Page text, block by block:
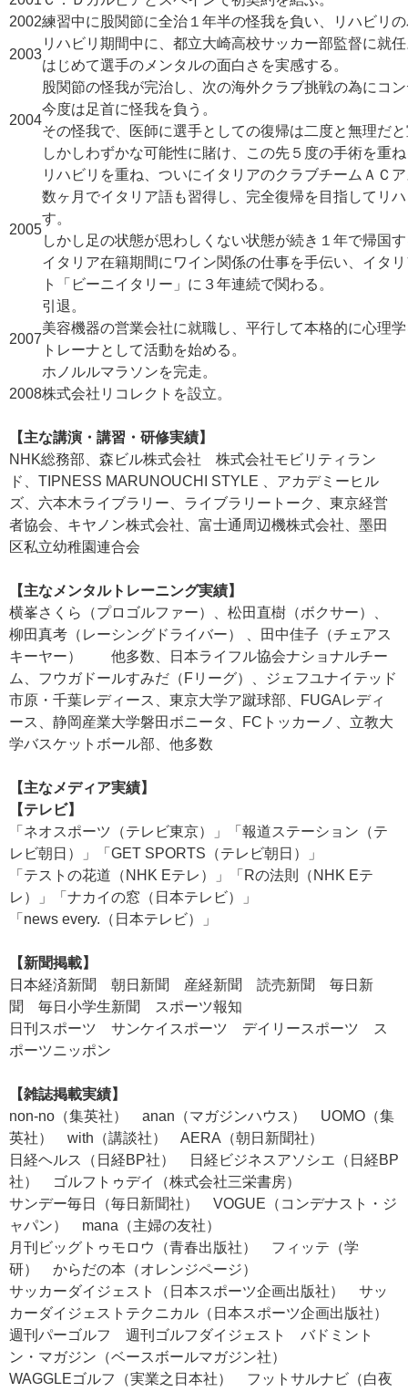
2002練習中に股関節に全治１年半の怪我を負い、リハビリ
2003
リハビリ期間中に、都立大崎高校サッカー部監督に就
はじめて選手のメンタルの面白さを実感する。
2004
股関節の怪我が完治し、次の海外クラブ挑戦の為にコ
今度は足首に怪我を負う。
その怪我で、医師に選手としての復帰は二度と無理だ
しかしわずかな可能性に賭け、この先５度の手術を重
2005
リハビリを重ね、ついにイタリアのクラブチームＡＣ
数ヶ月でイタリア語も習得し、完全復帰を目指してリ
す。
しかし足の状態が思わしくない状態が続き１年で帰国
イタリア在籍期間にワイン関係の仕事を手伝い、イタ
ト「ビーニイタリー」に３年連続で関わる。
2007
引退。
美容機器の営業会社に就職し、平行して本格的に心理
トレーナとして活動を始める。
ホノルルマラソンを完走。
2008株式会社リコレクトを設立。
【主な講演・講習・研修実績】
NHK総務部、森ビル株式会社 株式会社モビリティラン
ド、TIPNESS MARUNOUCHI STYLE 、アカデミーヒル
ズ、六本木ライブラリー、ライブラリートーク、東京経営
者協会、キヤノン株式会社、富士通周辺機株式会社、墨田
区私立幼稚園連合会
【主なメンタルトレーニング実績】
横峯さくら（プロゴルファー）、松田直樹（ボクサー）、
柳田真考（レーシングドライバー） 、田中佳子（チェアス
キーヤー） 他多数、日本ライフル協会ナショナルチー
ム、フウガドールすみだ（Fリーグ）、ジェフユナイテッド
市原・千葉レディース、東京大学ア蹴球部、FUGAレディ
ース、静岡産業大学磐田ボニータ、FCトッカーノ、立教大
学バスケットボール部、他多数
【主なメディア実績】
【テレビ】
「ネオスポーツ（テレビ東京）」「報道ステーション（テ
レビ朝日）」「GET SPORTS（テレビ朝日）」
「テストの花道（NHK Eテレ）」「Rの法則（NHK Eテ
レ）」「ナカイの窓（日本テレビ）」
「news every.（日本テレビ）」
【新聞掲載】
日本経済新聞 朝日新聞 産経新聞 読売新聞 毎日新
聞 毎日小学生新聞 スポーツ報知
日刊スポーツ サンケイスポーツ デイリースポーツ ス
ポーツニッポン
【雑誌掲載実績】
non-no（集英社） anan（マガジンハウス） UOMO（集
英社） with（講談社） AERA（朝日新聞社）
日経ヘルス（日経BP社） 日経ビジネスアソシエ（日経BP
社） ゴルフトゥデイ（株式会社三栄書房）
サンデー毎日（毎日新聞社） VOGUE（コンデナスト・ジ
ャパン） mana（主婦の友社）
月刊ビッグトゥモロウ（青春出版社） フィッテ（学
研） からだの本（オレンジページ）
サッカーダイジェスト（日本スポーツ企画出版社） サッ
カーダイジェストテクニカル（日本スポーツ企画出版社）
週刊パーゴルフ 週刊ゴルフダイジェスト バドミント
ン・マガジン（ベースボールマガジン社）
WAGGLEゴルフ（実業之日本社） フットサルナビ（白夜